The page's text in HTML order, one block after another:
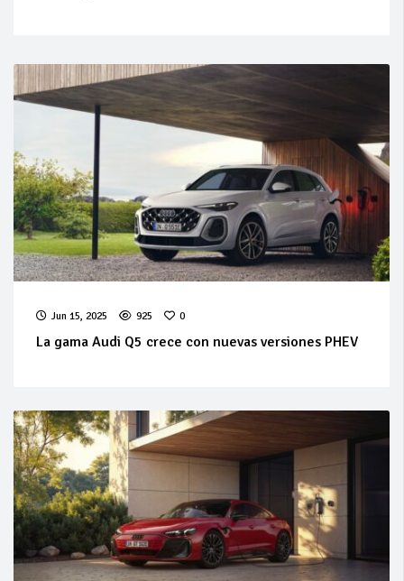
Jun 15, 2025 925 0
La gama Audi Q5 crece con nuevas versiones PHEV